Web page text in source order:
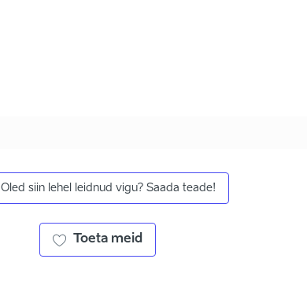
Oled siin lehel leidnud vigu? Saada teade!
Toeta meid